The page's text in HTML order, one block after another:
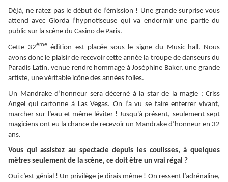
Déjà, ne ratez pas le début de l’émission ! Une grande surprise vous
attend avec Giorda l’hypnotiseuse qui va endormir une partie du
public sur la scène du Casino de Paris.
Cette 32èmeédition est placée sous le signe du Music-hall. Nous
avons donc le plaisir de recevoir cette année la troupe de danseurs du
Paradis Latin, venue rendre hommage à Joséphine Baker, une grande
artiste, une véritable icône des années folles.
Un Mandrake d’honneur sera décerné à la star de la magie : Criss
Angel qui cartonne à Las Vegas. On l’a vu se faire enterrer vivant,
marcher sur l’eau et même léviter ! Jusqu'à présent, seulement sept
magiciens ont eu la chance de recevoir un Mandrake d’honneur en 32
ans.
Vous qui assistez au spectacle depuis les coulisses, à quelques
mètres seulement de la scène, ce doit être un vrai régal ?
Oui c’est génial ! Un privilège je dirais même ! On ressent l’adrénaline,